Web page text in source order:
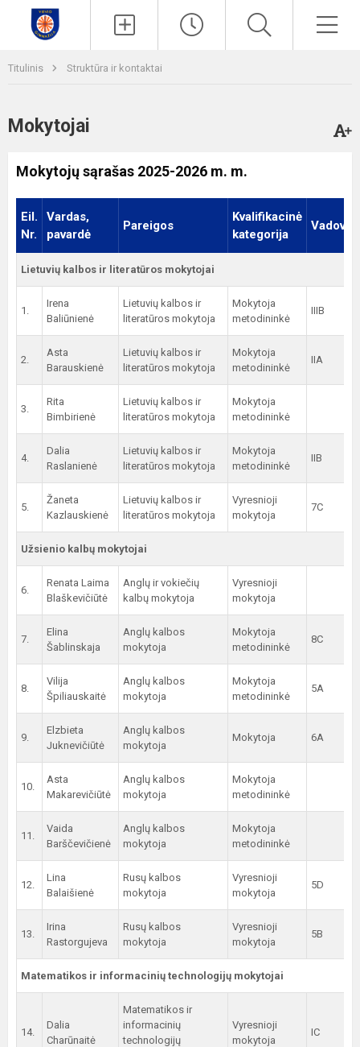
Titulinis Struktūra ir kontaktai
Mokytojai
Mokytojų sąrašas 2025-2026 m. m.
Eil.
Nr.
Vardas,
pavardė
Pareigos
Kvalifikacinė
kategorija
Lietuvių kalbos ir literatūros mokytojai
1.
Irena
Baliūnienė
Lietuvių kalbos ir
literatūros mokytoja
Mokytoja
metodininkė
IIIB
2.
Asta
Barauskienė
Lietuvių kalbos ir
literatūros mokytoja
Mokytoja
metodininkė
IIA
3.
Rita
Bimbirienė
Lietuvių kalbos ir
literatūros mokytoja
Mokytoja
metodininkė
4.
Dalia
Raslanienė
Lietuvių kalbos ir
literatūros mokytoja
Mokytoja
metodininkė
IIB
5.
Žaneta
Kazlauskienė
Lietuvių kalbos ir
literatūros mokytoja
Vyresnioji
mokytoja
7C
Užsienio kalbų mokytojai
6.
Renata Laima
Blaškevičiūtė
Anglų ir vokiečių
kalbų mokytoja
Vyresnioji
mokytoja
7.
Elina
Šablinskaja
Anglų kalbos
mokytoja
Mokytoja
metodininkė
8C
8.
Vilija
Špiliauskaitė
Anglų kalbos
mokytoja
Mokytoja
metodininkė
5A
9.
Elzbieta
Juknevičiūtė
Anglų kalbos
mokytoja
Mokytoja 6A
10.
Asta
Makarevičiūtė
Anglų kalbos
mokytoja
Mokytoja
metodininkė
11.
Vaida
Barščevičienė
Anglų kalbos
mokytoja
Mokytoja
metodininkė
12.
Lina
Balaišienė
Rusų kalbos
mokytoja
Vyresnioji
mokytoja
5D
13.
Irina
Rastorgujeva
Rusų kalbos
mokytoja
Vyresnioji
mokytoja
5B
Matematikos ir informacinių technologijų mokytojai
14.
Dalia
Charūnaitė
Matematikos ir
informacinių
technologijų
Vyresnioji
mokytoja
IC